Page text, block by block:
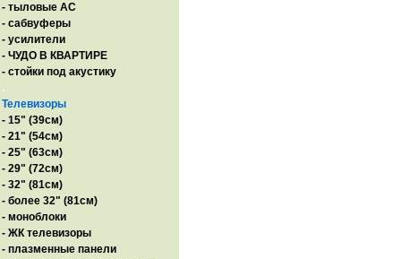
- тыловые АС
- сабвуферы
- усилители
- ЧУДО В КВАРТИРЕ
- стойки под акустику
.
Телевизоры
- 15" (39см)
- 21" (54см)
- 25" (63см)
- 29" (72см)
- 32" (81см)
- более 32" (81см)
- моноблоки
- ЖК телевизоры
- плазменные панели